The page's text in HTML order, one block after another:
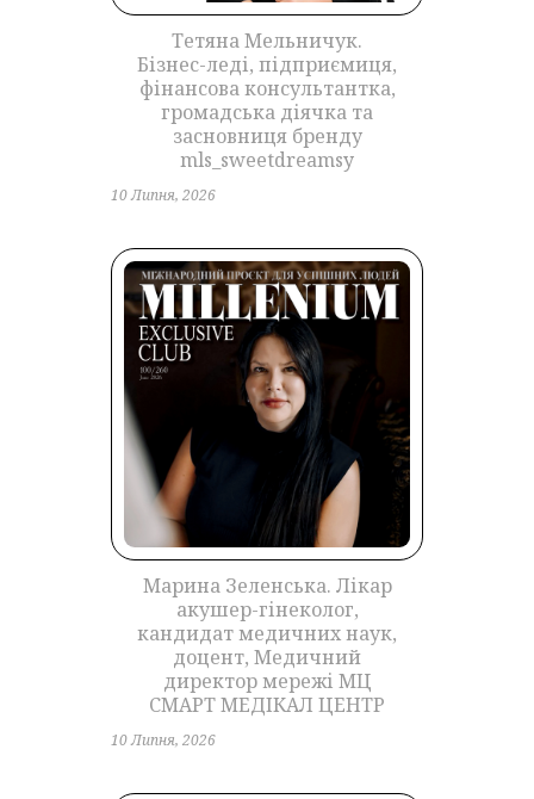
Тетяна Мельничук.
Бізнес-леді, підприємиця,
фінансова консультантка,
громадська діячка та
засновниця бренду
mls_sweetdreamsy
10 Липня, 2026
Марина Зеленська. Лікар
акушер-гінеколог,
кандидат медичних наук,
доцент, Медичний
директор мережі МЦ
СМАРТ МЕДІКАЛ ЦЕНТР
10 Липня, 2026